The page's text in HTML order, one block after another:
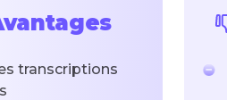
transcriptions